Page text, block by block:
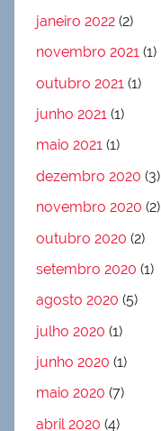
janeiro 2022 (2)
novembro 2021 (1)
outubro 2021 (1)
junho 2021 (1)
maio 2021 (1)
dezembro 2020 (3)
novembro 2020 (2)
outubro 2020 (2)
setembro 2020 (1)
agosto 2020 (5)
julho 2020 (1)
junho 2020 (1)
maio 2020 (7)
abril 2020 (4)